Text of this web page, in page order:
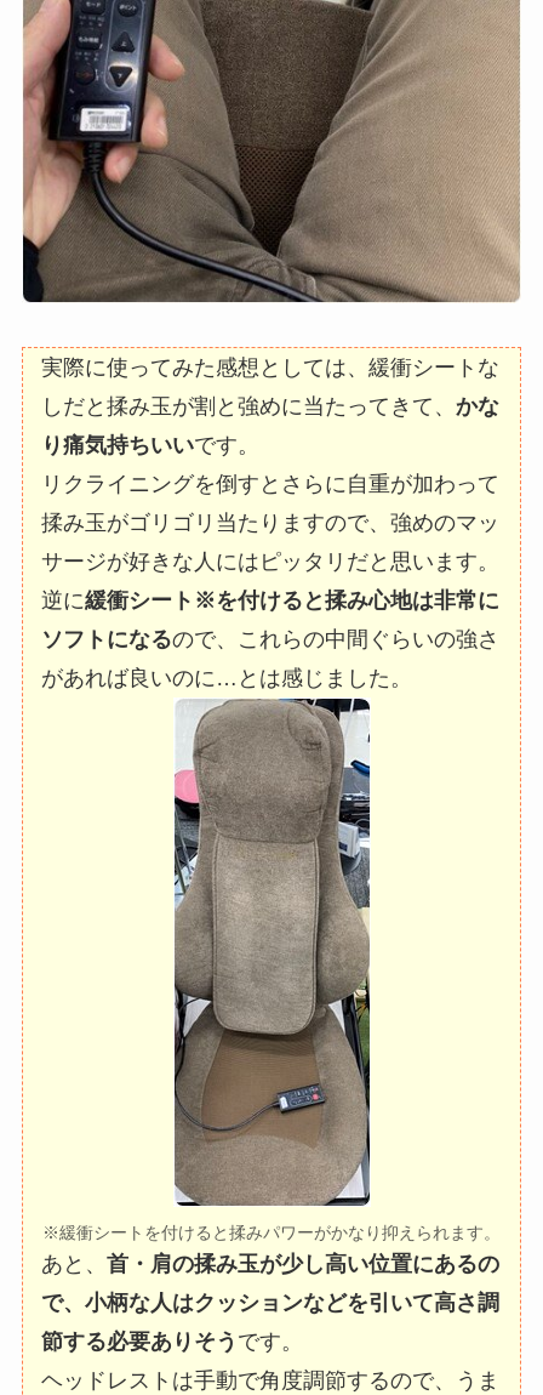
実際に使ってみた感想としては、緩衝シートな
しだと揉み玉が割と強めに当たってきて、 かな
り痛気持ちいいです。
リクライニングを倒すとさらに自重が加わって
揉み玉がゴリゴリ当たりますので、強めのマッ
サージが好きな人にはピッタリだと思います。
逆に緩衝シート※を付けると揉み心地は非常に
ソフトになるので、これらの中間ぐらいの強さ
があれば良いのに…とは感じました。
※緩衝シートを付けると揉みパワーがかなり抑えられます。
あと、 首・肩の揉み玉が少し高い位置にあるの
で、小柄な人はクッションなどを引いて高さ調
節する必要ありそう です。
ヘッドレストは手動で角度調節するので、うま